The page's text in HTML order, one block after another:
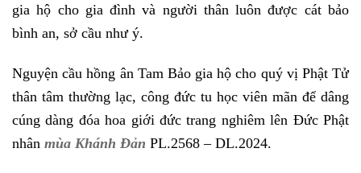
gia hộ cho gia đình và người thân luôn được cát bảo
bình an, sở cầu như ý.
Nguyện cầu hồng ân Tam Bảo gia hộ cho quý vị Phật Tử
thân tâm thường lạc, công đức tu học viên mãn để dâng
cúng dàng đóa hoa giới đức trang nghiêm lên Đức Phật
nhân mùa Khánh Đản PL.2568 – DL.2024.